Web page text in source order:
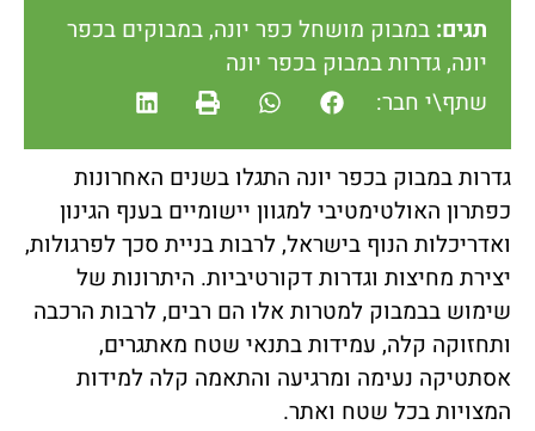
תגים: במבוק מושחל כפר יונה,במבוקים בכפר
יונה,גדרות במבוק בכפר יונה
שתף\י חבר:
גדרות במבוק בכפר יונה התגלו בשנים האחרונות
כפתרון האולטימטיבי למגוון יישומיים בענף הגינון
ואדריכלות הנוף בישראל, לרבות בניית סכך לפרגולות,
יצירת מחיצות וגדרות דקורטיביות. היתרונות של
שימוש בבמבוק למטרות אלו הם רבים, לרבות הרכבה
ותחזוקה קלה, עמידות בתנאי שטח מאתגרים,
אסתטיקה נעימה ומרגיעה והתאמה קלה למידות
המצויות בכל שטח ואתר.